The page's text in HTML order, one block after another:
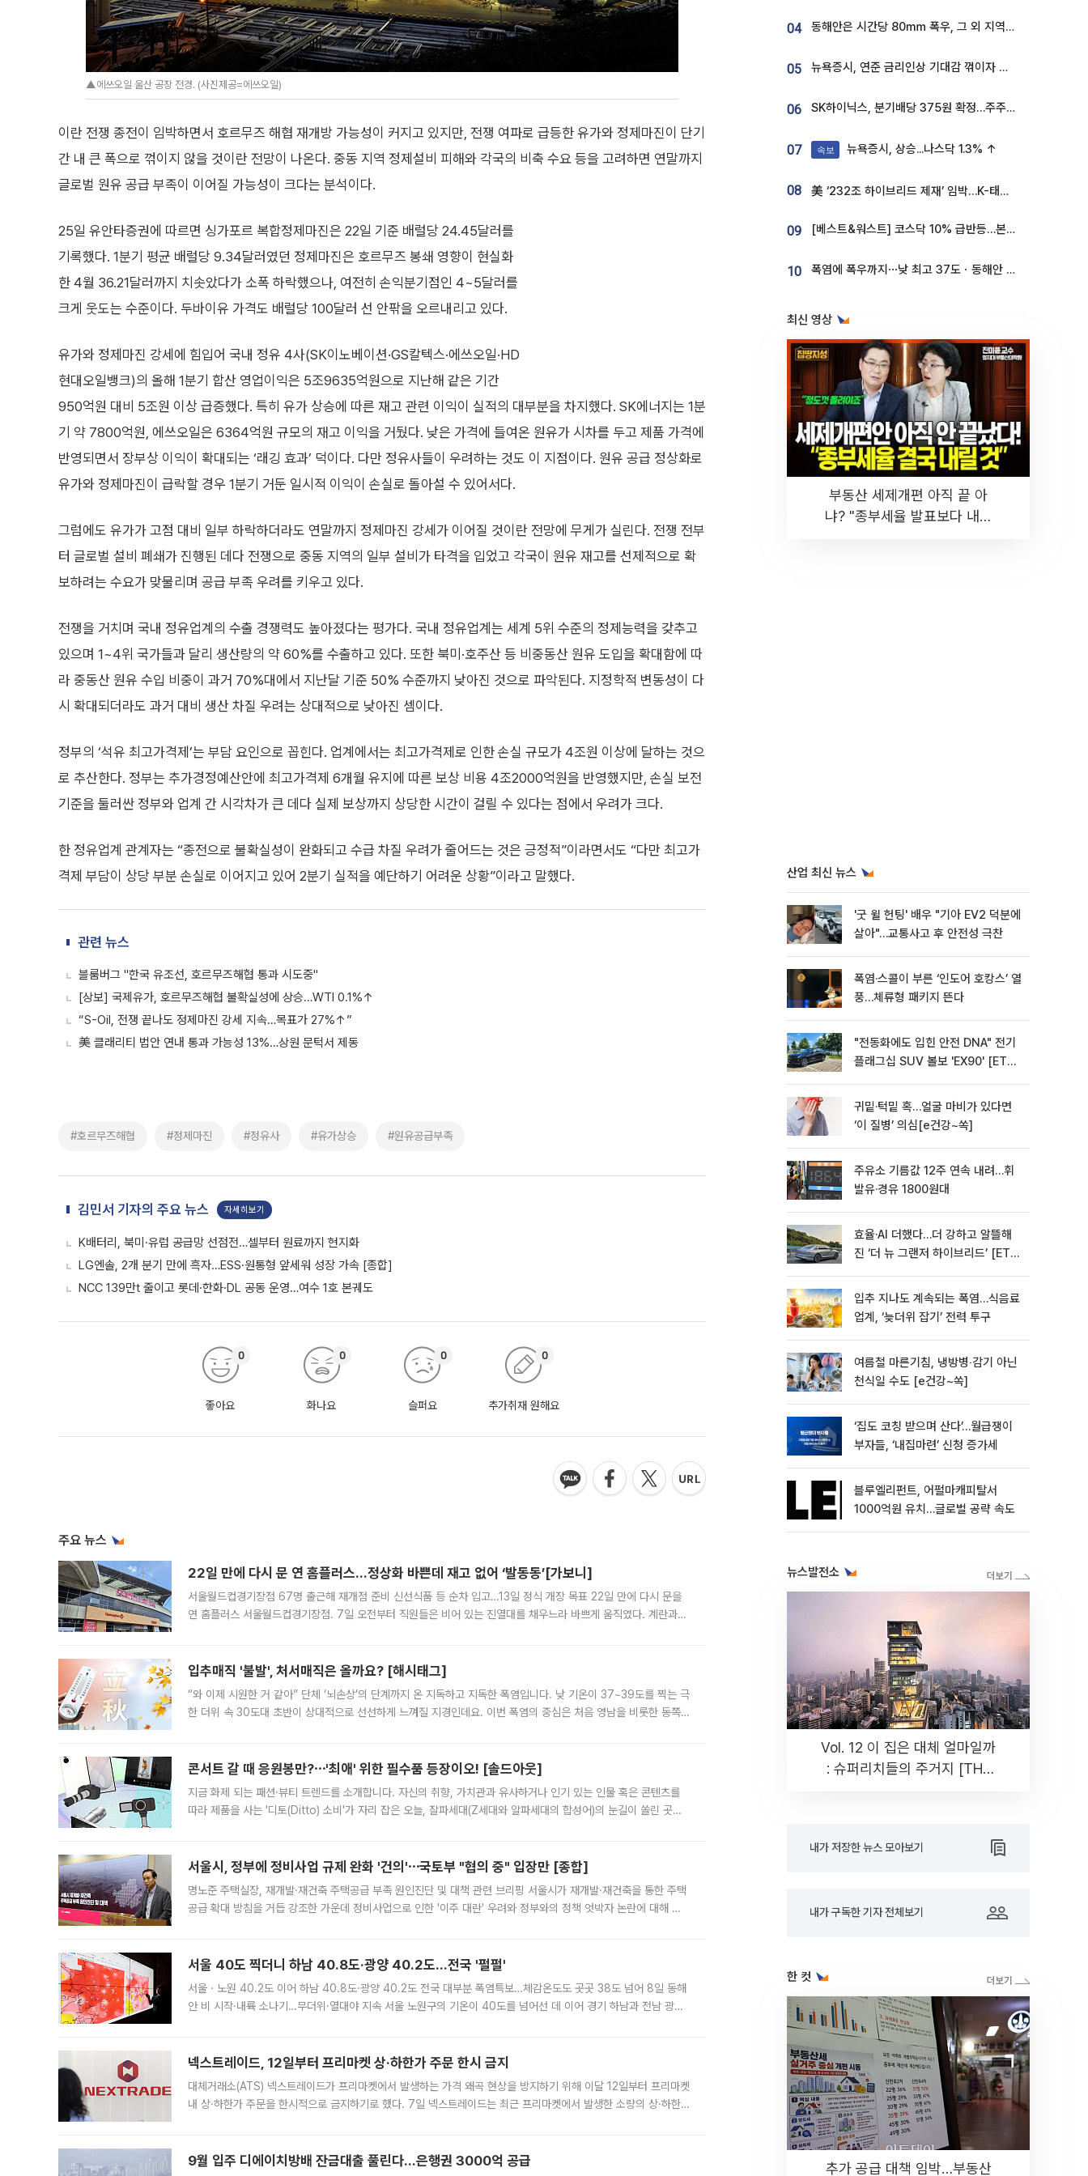
▲에쓰오일 울산 공장 전경. (사진제공=에쓰오일)
이란 전쟁 종전이 임박하면서 호르무즈 해협 재개방 가능성이 커지고 있지만, 전쟁 여파로 급등한 유가와 정제마진이 단기
간 내 큰 폭으로 꺾이지 않을 것이란 전망이 나온다. 중동 지역 정제설비 피해와 각국의 비축 수요 등을 고려하면 연말까지
글로벌 원유 공급 부족이 이어질 가능성이 크다는 분석이다.
25일 유안타증권에 따르면 싱가포르 복합정제마진은 22일 기준 배럴당 24.45달러를
기록했다. 1분기 평균 배럴당 9.34달러였던 정제마진은 호르무즈 봉쇄 영향이 현실화
한 4월 36.21달러까지 치솟았다가 소폭 하락했으나, 여전히 손익분기점인 4~5달러를
크게 웃도는 수준이다. 두바이유 가격도 배럴당 100달러 선 안팎을 오르내리고 있다.
유가와 정제마진 강세에 힘입어 국내 정유 4사(SK이노베이션·GS칼텍스·에쓰오일·HD
현대오일뱅크)의 올해 1분기 합산 영업이익은 5조9635억원으로 지난해 같은 기간
950억원 대비 5조원 이상 급증했다. 특히 유가 상승에 따른 재고 관련 이익이 실적의 대부분을 차지했다. SK에너지는 1분
기 약 7800억원, 에쓰오일은 6364억원 규모의 재고 이익을 거뒀다. 낮은 가격에 들여온 원유가 시차를 두고 제품 가격에
반영되면서 장부상 이익이 확대되는 ‘래깅 효과’ 덕이다. 다만 정유사들이 우려하는 것도 이 지점이다. 원유 공급 정상화로
유가와 정제마진이 급락할 경우 1분기 거둔 일시적 이익이 손실로 돌아설 수 있어서다.
그럼에도 유가가 고점 대비 일부 하락하더라도 연말까지 정제마진 강세가 이어질 것이란 전망에 무게가 실린다. 전쟁 전부
터 글로벌 설비 폐쇄가 진행된 데다 전쟁으로 중동 지역의 일부 설비가 타격을 입었고 각국이 원유 재고를 선제적으로 확
보하려는 수요가 맞물리며 공급 부족 우려를 키우고 있다.
전쟁을 거치며 국내 정유업계의 수출 경쟁력도 높아졌다는 평가다. 국내 정유업계는 세계 5위 수준의 정제능력을 갖추고
있으며 1~4위 국가들과 달리 생산량의 약 60%를 수출하고 있다. 또한 북미·호주산 등 비중동산 원유 도입을 확대함에 따
라 중동산 원유 수입 비중이 과거 70%대에서 지난달 기준 50% 수준까지 낮아진 것으로 파악된다. 지정학적 변동성이 다
시 확대되더라도 과거 대비 생산 차질 우려는 상대적으로 낮아진 셈이다.
정부의 ‘석유 최고가격제’는 부담 요인으로 꼽힌다. 업계에서는 최고가격제로 인한 손실 규모가 4조원 이상에 달하는 것으
로 추산한다. 정부는 추가경정예산안에 최고가격제 6개월 유지에 따른 보상 비용 4조2000억원을 반영했지만, 손실 보전
기준을 둘러싼 정부와 업계 간 시각차가 큰 데다 실제 보상까지 상당한 시간이 걸릴 수 있다는 점에서 우려가 크다.
한 정유업계 관계자는 “종전으로 불확실성이 완화되고 수급 차질 우려가 줄어드는 것은 긍정적”이라면서도 “다만 최고가
격제 부담이 상당 부분 손실로 이어지고 있어 2분기 실적을 예단하기 어려운 상황”이라고 말했다.
관련 뉴스
블룸버그 "한국 유조선, 호르무즈해협 통과 시도중"
[상보] 국제유가, 호르무즈해협 불확실성에 상승…WTI 0.1%↑
“S-Oil, 전쟁 끝나도 정제마진 강세 지속…목표가 27%↑”
美 클래리티 법안 연내 통과 가능성 13%…상원 문턱서 제동
#호르무즈해협 #정제마진 #정유사 #유가상승 #원유공급부족
김민서 기자의 주요 뉴스 자세히보기
K배터리, 북미·유럽 공급망 선점전…셀부터 원료까지 현지화
LG엔솔, 2개 분기 만에 흑자…ESS·원통형 앞세워 성장 가속 [종합]
NCC 139만t 줄이고 롯데·한화·DL 공동 운영…여수 1호 본궤도
좋아요
0
화나요
0
슬퍼요
0
추가취재 원해요
0
주요 뉴스
22일 만에 다시 문 연 홈플러스…정상화 바쁜데 재고 없어 ‘발동동’[가보니]
서울월드컵경기장점 67명 출근해 재개점 준비 신선식품 등 순차 입고…13일 정식 개장 목표 22일 만에 다시 문을
연 홈플러스 서울월드컵경기장점. 7일 오전부터 직원들은 비어 있는 진열대를 채우느라 바쁘게 움직였다. 계란과
입추매직 '불발', 처서매직은 올까요? [해시태그]
“와 이제 시원한 거 같아” 단체 ‘뇌손상’의 단계까지 온 지독하고 지독한 폭염입니다. 낮 기온이 37~39도를 찍는 극
한 더위 속 30도대 초반이 상대적으로 선선하게 느껴질 지경인데요. 이번 폭염의 중심은 처음 영남을 비롯한 동쪽
콘서트 갈 때 응원봉만?⋯'최애' 위한 필수품 등장이오! [솔드아웃]
지금 화제 되는 패션·뷰티 트렌드를 소개합니다. 자신의 취향, 가치관과 유사하거나 인기 있는 인물 혹은 콘텐츠를
따라 제품을 사는 '디토(Ditto) 소비'가 자리 잡은 오늘, 잘파세대(Z세대와 알파세대의 합성어)의 눈길이 쏠린 곳은
서울시, 정부에 정비사업 규제 완화 '건의'⋯국토부 "협의 중" 입장만 [종합]
명노준 주택실장, 재개발·재건축 주택공급 부족 원인진단 및 대책 관련 브리핑 서울시가 재개발·재건축을 통한 주택
공급 확대 방침을 거듭 강조한 가운데 정비사업으로 인한 '이주 대란' 우려와 정부와의 정책 엇박자 논란에 대해 정
서울 40도 찍더니 하남 40.8도·광양 40.2도…전국 '펄펄'
서울ㆍ노원 40.2도 이어 하남 40.8도·광양 40.2도 전국 대부분 폭염특보…체감온도도 곳곳 38도 넘어 8일 동해
안 비 시작·내륙 소나기…무더위·열대야 지속 서울 노원구의 기온이 40도를 넘어선 데 이어 경기 하남과 전남 광양
넥스트레이드, 12일부터 프리마켓 상·하한가 주문 한시 금지
대체거래소(ATS) 넥스트레이드가 프리마켓에서 발생하는 가격 왜곡 현상을 방지하기 위해 이달 12일부터 프리마켓
내 상·하한가 주문을 한시적으로 금지하기로 했다. 7일 넥스트레이드는 최근 프리마켓에서 발생한 소량의 상·하한
9월 입주 디에이치방배 잔금대출 풀린다…은행권 3000억 공급
04 동해안은 시간당 80㎜ 폭우, 그 외 지역은 폭염…‘극과 극 날씨’
05 뉴욕증시, 연준 금리인상 기대감 꺾이자 상승...S&P500 사상 최고치 [종합]
06 SK하이닉스, 분기배당 375원 확정…주주환원책 9월로 앞당겨 발표
07 속보 뉴욕증시, 상승...나스닥 1.3% ↑
08 美 ‘232조 하이브리드 제재’ 임박…K-태양광, 불확실성 털고 날개 다나
09 [베스트&워스트] 코스닥 10% 급반등…본느, 최대주주 변경 기대에 270% 폭등
10 폭염에 폭우까지⋯낮 최고 37도ㆍ동해안 강한 비 [날씨]
최신 영상
부동산 세제개편 아직 끝 아
냐? "종부세율 발표보다 내릴
산업 최신 뉴스
'굿 윌 헌팅' 배우 "기아 EV2 덕분에
살아"…교통사고 후 안전성 극찬
폭염·스콜이 부른 ‘인도어 호캉스’ 열
풍…체류형 패키지 뜬다
"전동화에도 입힌 안전 DNA" 전기
플래그십 SUV 볼보 'EX90' [ET의
귀밑·턱밑 혹…얼굴 마비가 있다면
‘이 질병’ 의심[e건강~쏙]
주유소 기름값 12주 연속 내려…휘
발유·경유 1800원대
효율·AI 더했다…더 강하고 알뜰해
진 ‘더 뉴 그랜저 하이브리드’ [ET의
입추 지나도 계속되는 폭염…식음료
업계, ‘늦더위 잡기’ 전력 투구
여름철 마른기침, 냉방병‧감기 아닌
천식일 수도 [e건강~쏙]
‘집도 코칭 받으며 산다’…월급쟁이
부자들, ‘내집마련’ 신청 증가세
블루엘리펀트, 어펄마캐피탈서
1000억원 유치…글로벌 공략 속도
뉴스발전소
Vol. 12 이 집은 대체 얼마일까
: 슈퍼리치들의 주거지 [THE
내가 저장한 뉴스 모아보기
내가 구독한 기자 전체보기
한 컷
추가 공급 대책 임박…부동산